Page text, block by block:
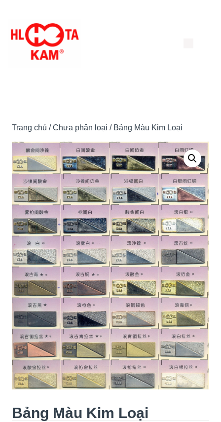
đến
Trang chủ /Chưa phân loại / Bảng Màu Kim Loại
Bảng Màu Kim Loại